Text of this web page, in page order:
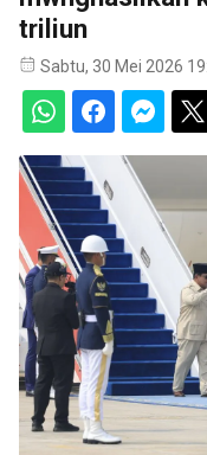
triliun
Sabtu, 30 Mei 2026